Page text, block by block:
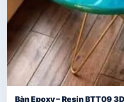
Bàn Epoxy – Resin BTT09 3D